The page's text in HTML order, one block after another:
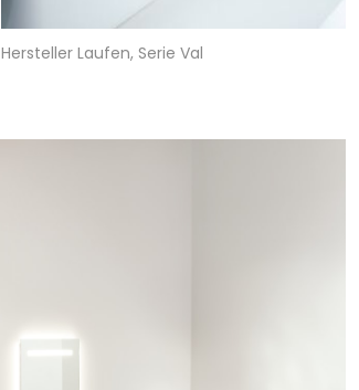
Hersteller Laufen, Serie Val